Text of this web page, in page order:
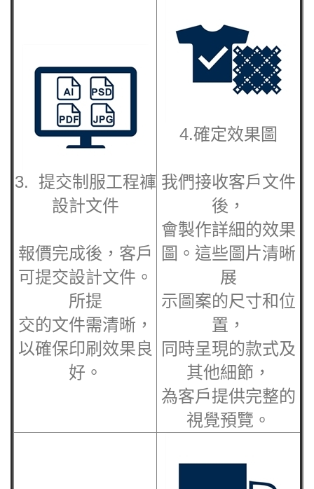
3. 提交制服工程褲
設計文件
報價完成後，客戶
可提交設計文件。
所提
交的文件需清晰，
以確保印刷效果良
好。
4.確定效果圖
我們接收客戶文件
後，
會製作詳細的效果
圖。這些圖片清晰
展
示圖案的尺寸和位
置，
同時呈現的款式及
其他細節，
為客戶提供完整的
視覺預覽。